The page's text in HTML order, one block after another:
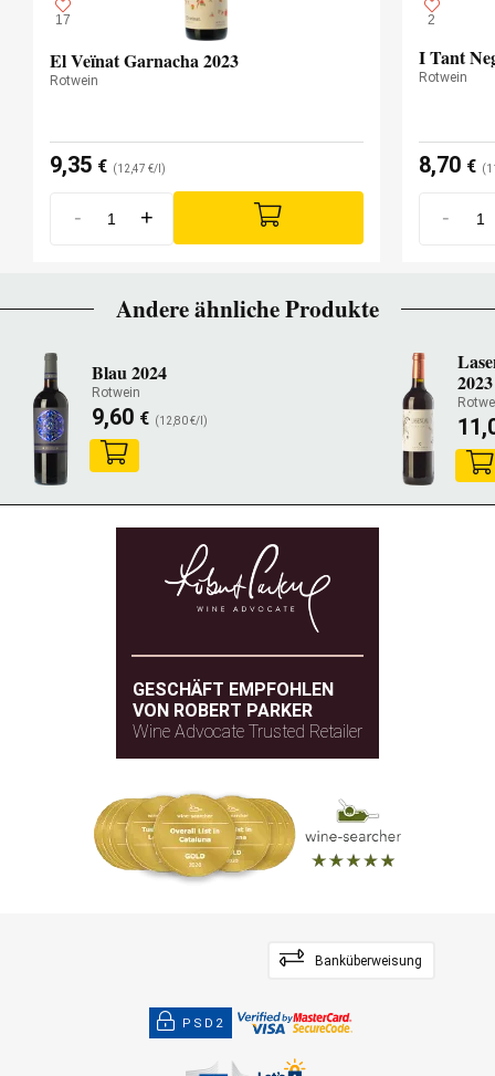
17
El Veïnat Garnacha 2023
Rotwein
9,35 € (12,47 €/l)
- +
2
I Tant
Rotwein
8,70 €
-
Andere ähnliche Produkte
Blau 2024
Rotwein
9,60 € (12,80 €/l)
2023
GESCHÄFT EMPFOHLEN
VON ROBERT PARKER
Wine Advocate Trusted Retailer
Banküberweisung
PSD2